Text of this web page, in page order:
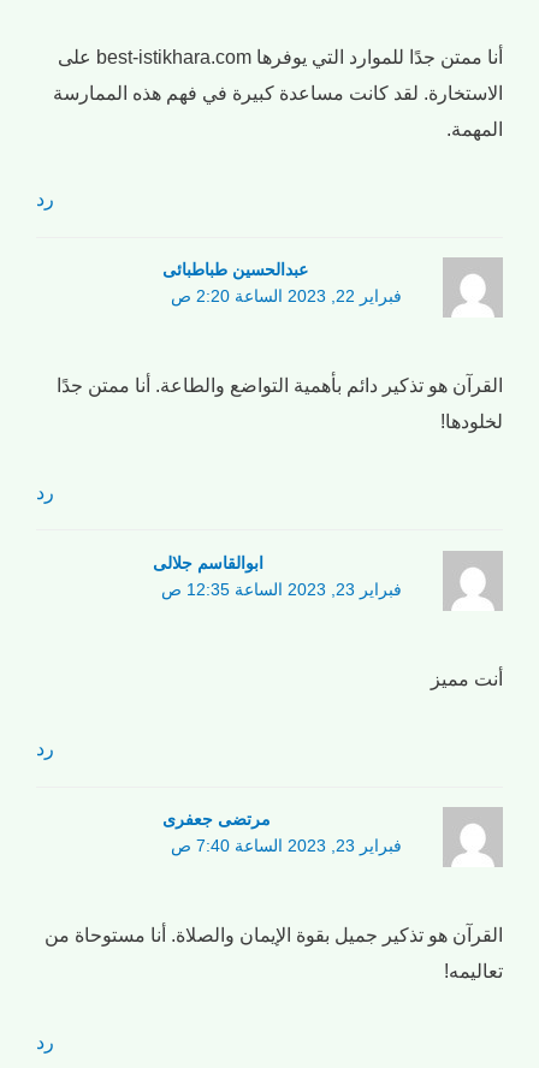
أنا ممتن جدًا للموارد التي يوفرها best-istikhara.com على
الاستخارة. لقد كانت مساعدة كبيرة في فهم هذه الممارسة
المهمة.
رد
عبدالحسین طباطبائی
فبراير 22, 2023 الساعة 2:20 ص
القرآن هو تذكير دائم بأهمية التواضع والطاعة. أنا ممتن جدًا
لخلودها!
رد
ابوالقاسم جلالی
فبراير 23, 2023 الساعة 12:35 ص
أنت مميز
رد
مرتضی جعفری
فبراير 23, 2023 الساعة 7:40 ص
القرآن هو تذكير جميل بقوة الإيمان والصلاة. أنا مستوحاة من
تعاليمه!
رد